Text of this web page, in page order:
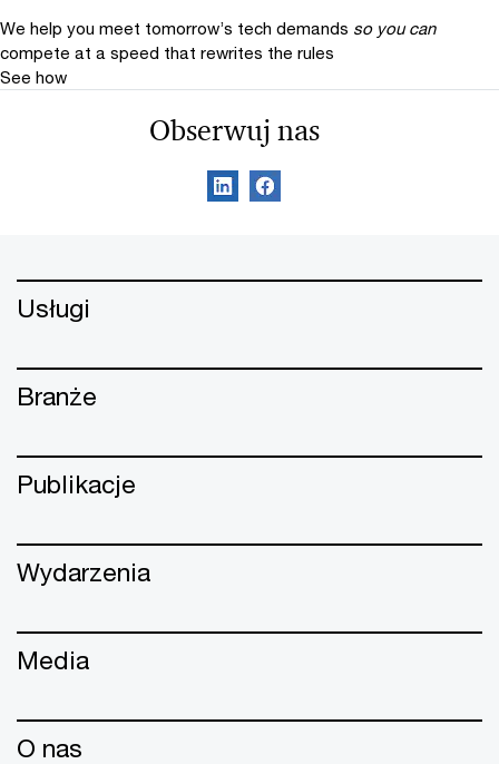
We help you meet tomorrow’s tech demands so you can
compete at a speed that rewrites the rules
See how
Obserwuj nas
Usługi
Branże
Publikacje
Wydarzenia
Media
O nas